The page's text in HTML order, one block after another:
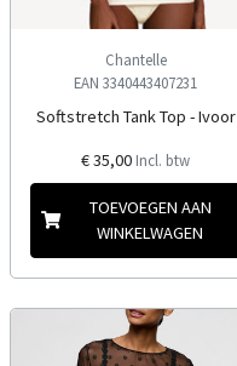
Chantelle
EAN 3340443407231
Softstretch Tank Top - Ivoor
€ 35,00 Incl. btw
TOEVOEGEN AAN
WINKELWAGEN